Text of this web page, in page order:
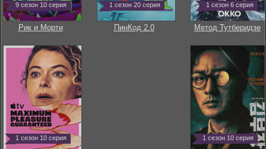
9 сезон 10 серия
Рик и Морти
1 сезон 20 серия
ПинКод 2.0
1 сезон 6 серия
Метод Тутберидзе
1 сезон 10 серия 1 сезон 10 серия